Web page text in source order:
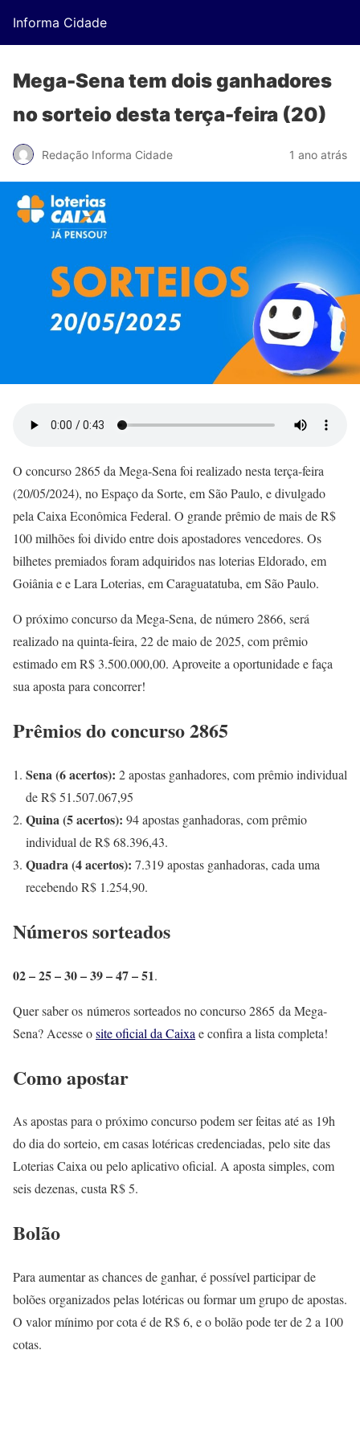
Informa Cidade
Mega-Sena tem dois ganhadores
no sorteio desta terça-feira (20)
Redação Informa Cidade 1 ano atrás
O concurso 2865 da Mega-Sena foi realizado nesta terça-feira
(20/05/2024), no Espaço da Sorte, em São Paulo, e divulgado
pela Caixa Econômica Federal. O grande prêmio de mais de R$
100 milhões foi divido entre dois apostadores vencedores. Os
bilhetes premiados foram adquiridos nas loterias Eldorado, em
Goiânia e e Lara Loterias, em Caraguatatuba, em São Paulo.
O próximo concurso da Mega-Sena, de número 2866, será
realizado na quinta-feira, 22 de maio de 2025, com prêmio
estimado em R$ 3.500.000,00. Aproveite a oportunidade e faça
sua aposta para concorrer!
Prêmios do concurso 2865
Sena (6 acertos): 2 apostas ganhadores, com prêmio individual
de R$ 51.507.067,95
Quina (5 acertos): 94 apostas ganhadoras, com prêmio
individual de R$ 68.396,43.
Quadra (4 acertos): 7.319 apostas ganhadoras, cada uma
recebendo R$ 1.254,90.
Números sorteados
02 – 25 – 30 – 39 – 47 – 51.
Quer saber os números sorteados no concurso 2865 da Mega-
Sena? Acesse osite oficial da Caixa e confira a lista completa!
Como apostar
As apostas para o próximo concurso podem ser feitas até as 19h
do dia do sorteio, em casas lotéricas credenciadas, pelo site das
Loterias Caixa ou pelo aplicativo oficial. A aposta simples, com
seis dezenas, custa R$ 5.
Bolão
Para aumentar as chances de ganhar, é possível participar de
bolões organizados pelas lotéricas ou formar um grupo de apostas.
O valor mínimo por cota é de R$ 6, e o bolão pode ter de 2 a 100
cotas.